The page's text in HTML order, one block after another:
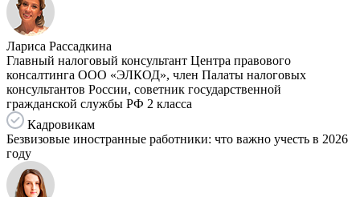
Лариса Рассадкина
Главный налоговый консультант Центра правового
консалтинга ООО «ЭЛКОД», член Палаты налоговых
консультантов России, советник государственной
гражданской службы РФ 2 класса
Кадровикам
Безвизовые иностранные работники: что важно учесть в 2026
году